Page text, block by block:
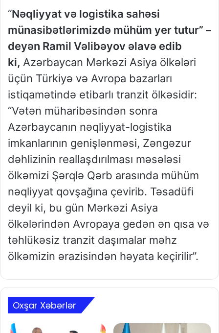
“Nəqliyyat və logistika sahəsi
münasibətlərimizdə mühüm yer tutur” –
deyən Ramil Vəlibəyov əlavə edib
ki, Azərbaycan Mərkəzi Asiya ölkələri
üçün Türkiyə və Avropa bazarları
istiqamətində etibarlı tranzit ölkəsidir:
“Vətən müharibəsindən sonra
Azərbaycanın nəqliyyat-logistika
imkanlarının genişlənməsi, Zəngəzur
dəhlizinin reallaşdırılması məsələsi
ölkəmizi Şərqlə Qərb arasında mühüm
nəqliyyat qovşağına çevirib. Təsadüfi
deyil ki, bu gün Mərkəzi Asiya
ölkələrindən Avropaya gedən ən qısa və
təhlükəsiz tranzit daşımalar məhz
ölkəmizin ərazisindən həyata keçirilir”.
Oxşar Xəbərlər